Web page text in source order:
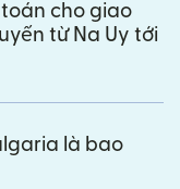
cho giao
từ Na Uy tới
là bao